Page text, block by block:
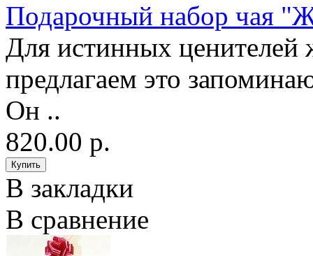
Подарочный набор чая
Для истинных ценителей
предлагаем это
Он ..
820.00 р.
В закладки
В сравнение